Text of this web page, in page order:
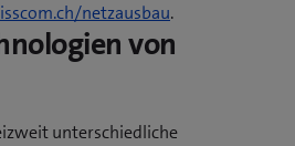
netzausbau.
von
unterschiedliche